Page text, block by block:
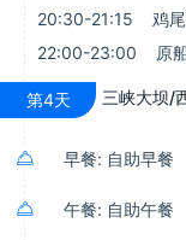
20:30-21:15 鸡尾
22:00-23:00 原船
第4天 三峡大坝/
 早餐: 自助早餐
 午餐: 自助午餐